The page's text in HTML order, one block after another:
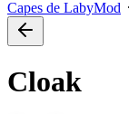
Capes de LabyMod
Cloak